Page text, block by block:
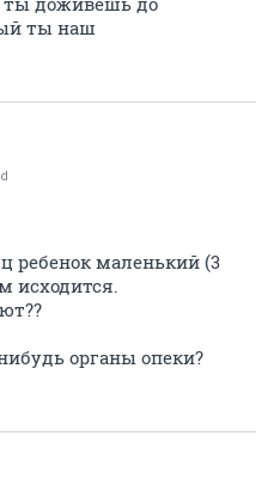
ты наш
ребенок маленький (3
исходится.
органы опеки?